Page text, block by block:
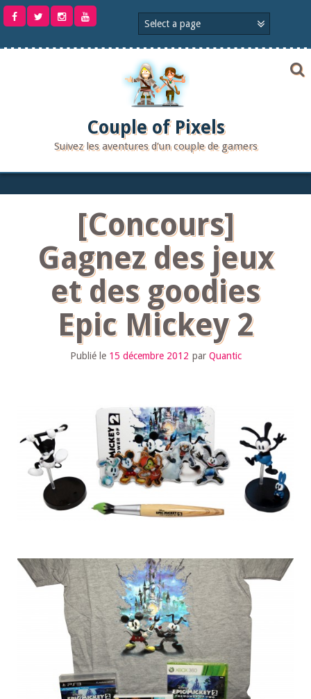
Aller
Couple of Pixels
Suivez les aventures d'un couple de gamers
[Concours]
Gagnez des jeux
et des goodies
Epic Mickey 2
Publié le 15 décembre 2012 par Quantic